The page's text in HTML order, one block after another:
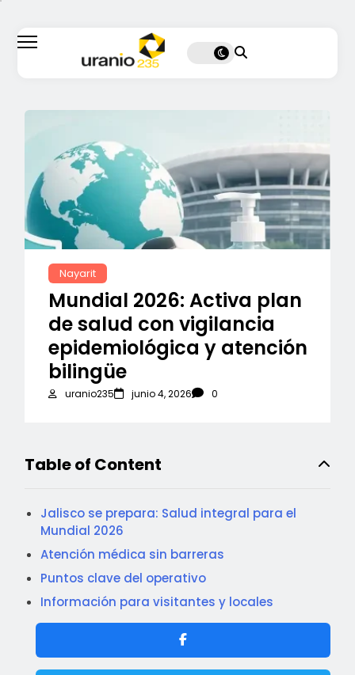
Nayarit
Mundial 2026: Activa plan
de salud con vigilancia
epidemiológica y atención
bilingüe
uranio235 junio 4, 2026 0
Table of Content
Jalisco se prepara: Salud integral para el
Mundial 2026
Atención médica sin barreras
Puntos clave del operativo
Información para visitantes y locales